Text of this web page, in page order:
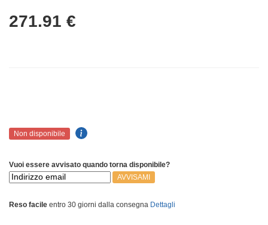
271.91 €
Non disponibile
Vuoi essere avvisato quando torna disponibile?
AVVISAMI
Reso facile entro 30 giorni dalla consegna Dettagli